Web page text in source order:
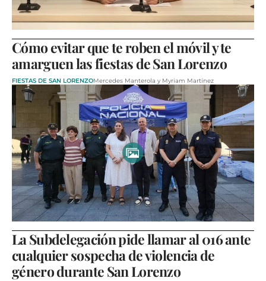
Cómo evitar que te roben el móvil y te
amarguen las fiestas de San Lorenzo
FIESTAS DE SAN LORENZOMercedes Manterola y Myriam Martínez
La Subdelegación pide llamar al 016 ante
cualquier sospecha de violencia de
género durante San Lorenzo